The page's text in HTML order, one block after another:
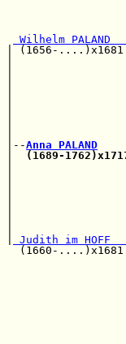
Wilhelm
|
|
|
|
|--Anna PALAND
(1689-
|
|
|
Judith im